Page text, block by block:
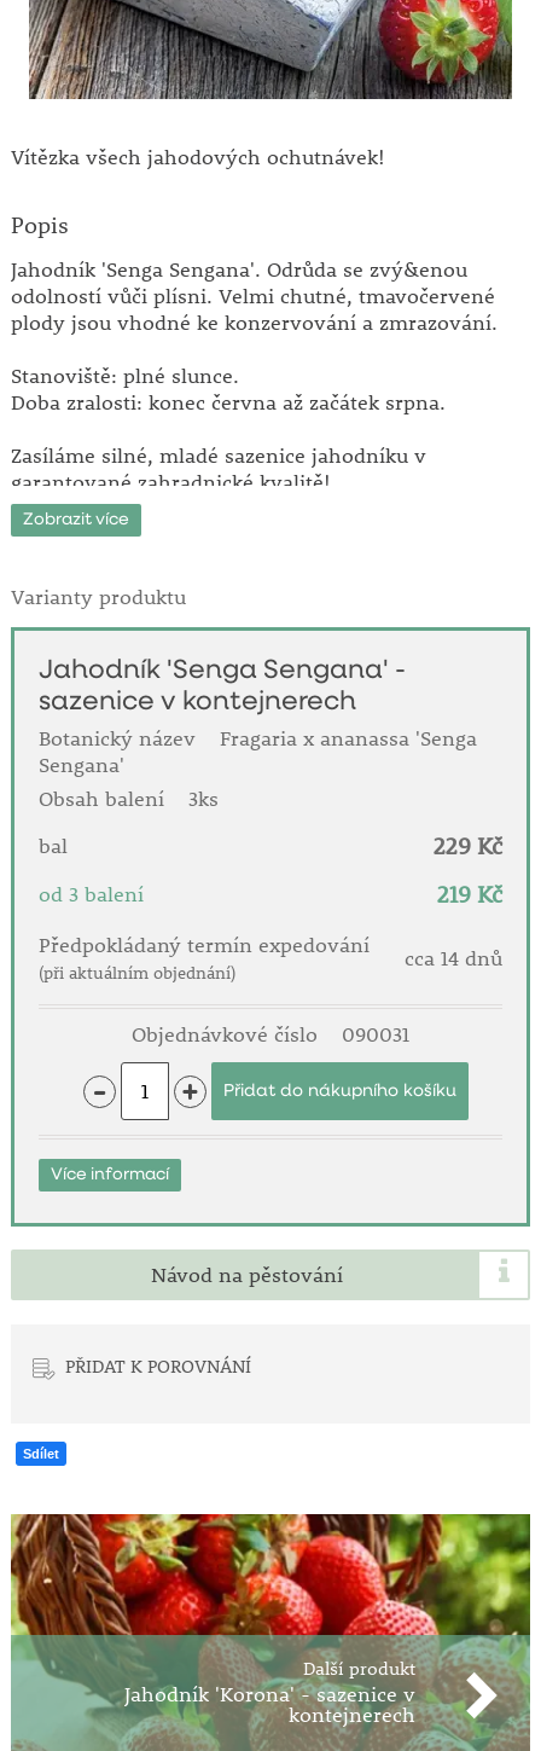
Vítězka všech jahodových ochutnávek!
Popis
Jahodník 'Senga Sengana'. Odrůda se zvý&enou
odolností vůči plísni. Velmi chutné, tmavočervené
plody jsou vhodné ke konzervování a zmrazování.
Stanoviště: plné slunce.
Doba zralosti: konec června až začátek srpna.
Zasíláme silné, mladé sazenice jahodníku v
garantované zahradnické kvalitě!
Nezapomeňte, že plná plodnost jahodníku trvá
nové, mladé sazenice.
Zobrazit více
Varianty produktu
Jahodník 'Senga Sengana' -
sazenice v kontejnerech
Botanický název
Fragaria x ananassa 'Senga
Sengana'
Obsah balení
3ks
bal
229 Kč
od 3 balení 219 Kč
Předpokládaný termín expedování
(při aktuálním objednání)
cca 14 dnů
Objednávkové číslo 090031
- +
Více informací
Návod na pěstování
PŘIDAT K POROVNÁNÍ
Sdílet
Další produkt
Jahodník 'Korona' - sazenice v
kontejnerech